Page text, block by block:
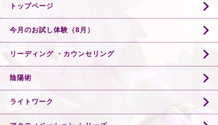
トップページ
今月のお試し体験（8月）
リーディング ・カウンセリング
陰陽術
ライトワーク